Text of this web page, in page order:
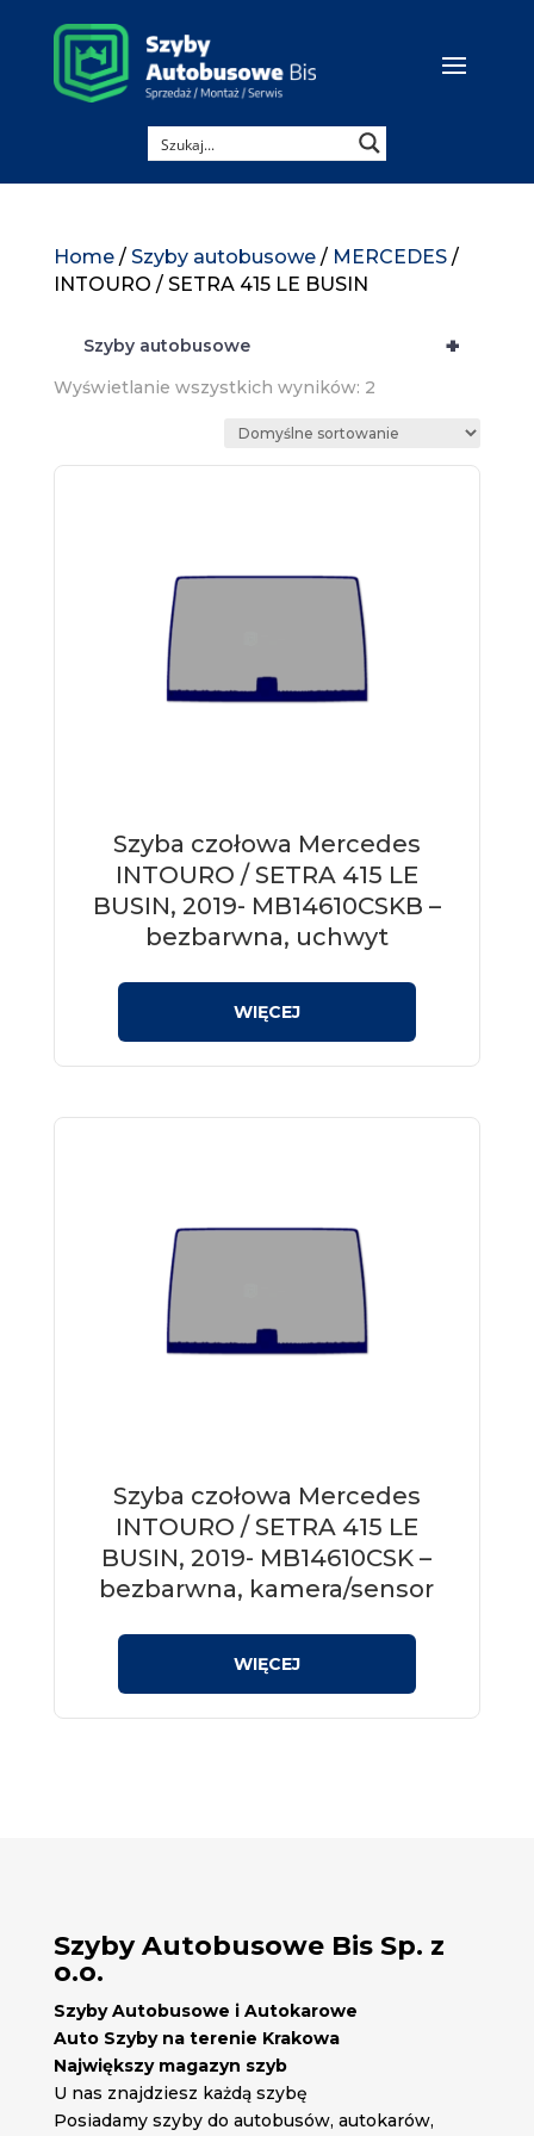
Home/ Szyby autobusowe/ MERCEDES/
INTOURO / SETRA 415 LE BUSIN
+
Szyby autobusowe
Wyświetlanie wszystkich wyników: 2
Szyba czołowa Mercedes
INTOURO / SETRA 415 LE
BUSIN, 2019- MB14610CSKB –
bezbarwna, uchwyt
Szyba czołowa Mercedes
INTOURO / SETRA 415 LE
BUSIN, 2019- MB14610CSK –
bezbarwna, kamera/sensor
Szyby Autobusowe Bis Sp. z
o.o.
Szyby Autobusowe i Autokarowe
Auto Szyby na terenie Krakowa
Największy magazyn szyb
U nas znajdziesz każdą szybę
Posiadamy szyby do autobusów, autokarów,